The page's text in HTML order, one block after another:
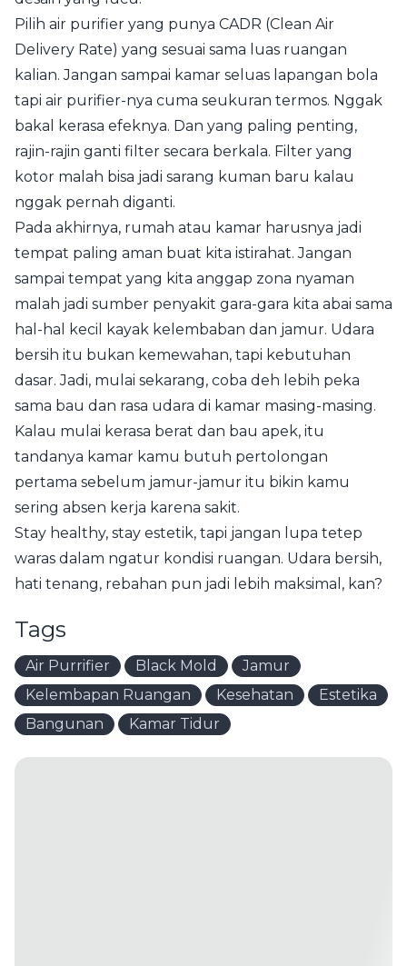
Pilih air purifier yang punya CADR (Clean Air
Delivery Rate) yang sesuai sama luas ruangan
kalian. Jangan sampai kamar seluas lapangan bola
tapi air purifier-nya cuma seukuran termos. Nggak
bakal kerasa efeknya. Dan yang paling penting,
rajin-rajin ganti filter secara berkala. Filter yang
kotor malah bisa jadi sarang kuman baru kalau
nggak pernah diganti.
Pada akhirnya, rumah atau kamar harusnya jadi
tempat paling aman buat kita istirahat. Jangan
sampai tempat yang kita anggap zona nyaman
malah jadi sumber penyakit gara-gara kita abai sama
hal-hal kecil kayak kelembaban dan jamur. Udara
bersih itu bukan kemewahan, tapi kebutuhan
dasar. Jadi, mulai sekarang, coba deh lebih peka
sama bau dan rasa udara di kamar masing-masing.
Kalau mulai kerasa berat dan bau apek, itu
tandanya kamar kamu butuh pertolongan
pertama sebelum jamur-jamur itu bikin kamu
sering absen kerja karena sakit.
Stay healthy, stay estetik, tapi jangan lupa tetep
waras dalam ngatur kondisi ruangan. Udara bersih,
hati tenang, rebahan pun jadi lebih maksimal, kan?
Tags
Air Purrifier Black Mold
Jamur
Kelembapan Ruangan
Kesehatan
Estetika
Bangunan
Kamar Tidur